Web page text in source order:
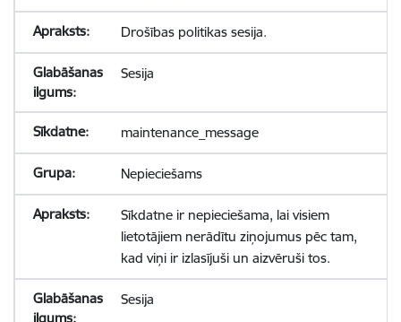
Drošības politikas sesija.
Sesija
maintenance_message
Nepieciešams
Sīkdatne ir nepieciešama, lai visiem
lietotājiem nerādītu ziņojumus pēc tam,
kad viņi ir izlasījuši un aizvēruši tos.
Sesija